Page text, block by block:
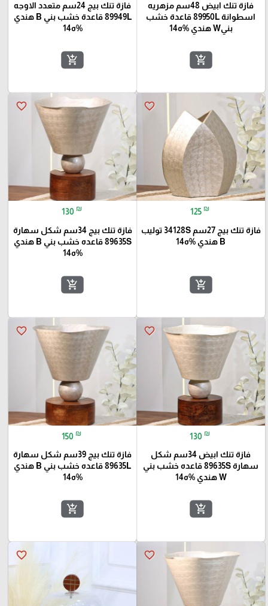
فازة تنك ابيض 48سم مزهريه
اسطوانة 89950L قاعدة خشب
بنيW هندي %ه14
add_shopping_cart
فازة تنك بيج 24سم متعدد الاوجه
89949L قاعدة خشب بني B هندي
%ه14
add_shopping_cart
favorite_border
125 ₪
فازة تنك بيج 27سم 34128S توليب
B هندي %ه14
add_shopping_cart
favorite_border
130 ₪
فازة تنك بيج 34سم شكل سهارة
89635S قاعده خشب بني B هندي
%ه14
add_shopping_cart
favorite_border
130 ₪
فازة تنك ابيض 34سم شكل
سهارة 89635S قاعده خشب بني
W هندي %ه14
add_shopping_cart
favorite_border
150 ₪
فازة تنك بيج 39سم شكل سهارة
89635L قاعده خشب بني B هندي
%ه14
add_shopping_cart
favorite_border
favorite_border